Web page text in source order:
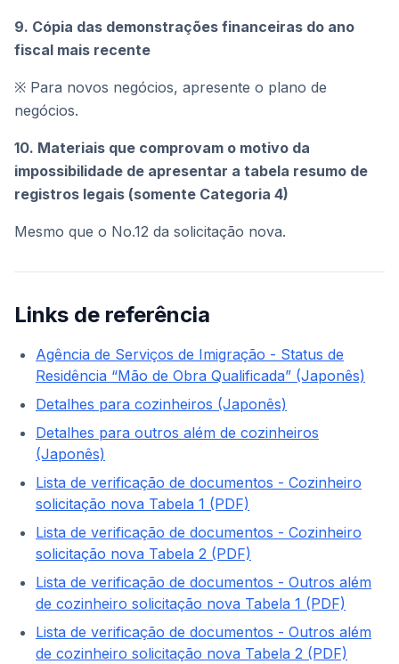
9. Cópia das demonstrações financeiras do ano
fiscal mais recente
※ Para novos negócios, apresente o plano de
negócios.
10. Materiais que comprovam o motivo da
impossibilidade de apresentar a tabela resumo de
registros legais (somente Categoria 4)
Mesmo que o No.12 da solicitação nova.
Links de referência
Agência de Serviços de Imigração - Status de
Residência “Mão de Obra Qualificada” (Japonês)
Detalhes para cozinheiros (Japonês)
Detalhes para outros além de cozinheiros
(Japonês)
Lista de verificação de documentos - Cozinheiro
solicitação nova Tabela 1 (PDF)
Lista de verificação de documentos - Cozinheiro
solicitação nova Tabela 2 (PDF)
Lista de verificação de documentos - Outros além
de cozinheiro solicitação nova Tabela 1 (PDF)
Lista de verificação de documentos - Outros além
de cozinheiro solicitação nova Tabela 2 (PDF)